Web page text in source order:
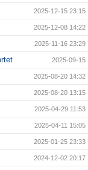
2025-12-15 23:15
2025-12-08 14:22
2025-11-16 23:29
2025-09-15
2025-08-20 14:32
2025-08-20 13:15
2025-04-29 11:53
2025-04-11 15:05
2025-01-25 23:33
2024-12-02 20:17